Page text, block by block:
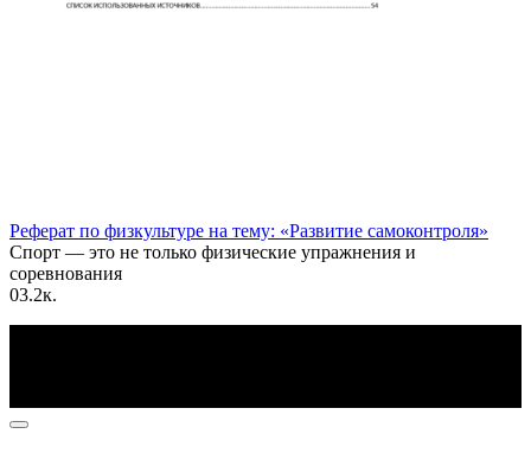
Реферат по физкультуре на тему: «Развитие самоконтроля»
Спорт — это не только физические упражнения и
соревнования
03.2к.